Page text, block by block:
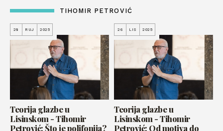
TIHOMIR PETROVIĆ
28 RUJ 2025
Teorija glazbe u
Lisinskom - Tihomir
Petrović: Što je polifonija?
26 LIS 2025
Teorija glazbe u
Lisinskom - Tihomir
Petrović: Od motiva do